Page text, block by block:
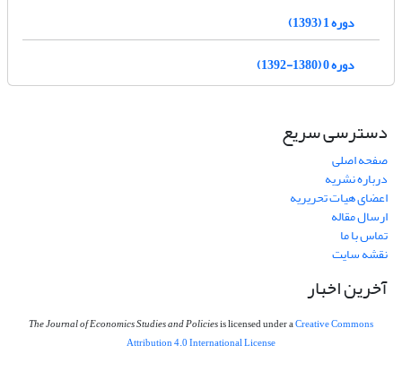
دوره 1 (1393)
دوره 0 (1380-1392)
دسترسی سریع
صفحه اصلی
درباره نشریه
اعضای هیات تحریریه
ارسال مقاله
تماس با ما
نقشه سایت
آخرین اخبار
The Journal of Economics Studies and Policiesis licensed under aCreative Commons
Attribution 4.0 International License